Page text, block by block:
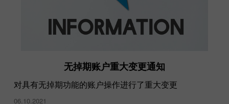
无掉期账户重大变更通知
对具有无掉期功能的账户操作进行了重大变更
06.10.2021